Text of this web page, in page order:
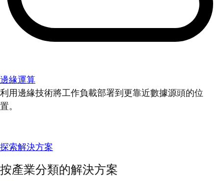
邊緣運算
利用邊緣技術將工作負載部署到更靠近數據源頭的位
置。
探索解決方案
按產業分類的解決方案